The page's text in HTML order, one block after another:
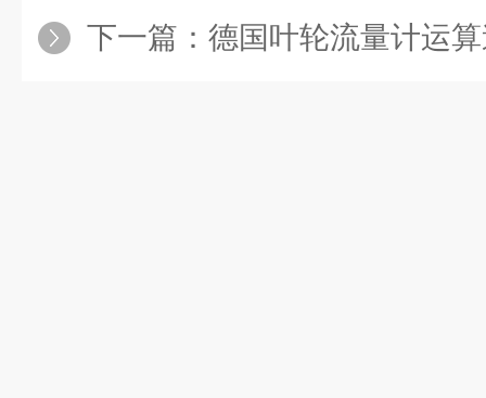
下一篇： 德国叶轮流量计运算速度快